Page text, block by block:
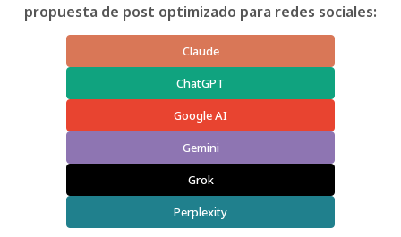
propuesta de post optimizado para redes sociales:
Claude
ChatGPT
Google AI
Gemini
Grok
Perplexity